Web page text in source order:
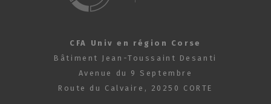
CFA Univ en région Corse
Bâtiment Jean-Toussaint Desanti
Avenue du 9 Septembre
Route du Calvaire, 20250 CORTE